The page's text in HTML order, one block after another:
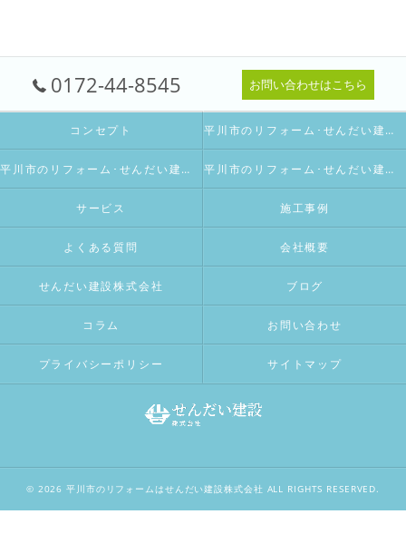
0172-44-8545 お問い合わせはこちら
コンセプト 平川市のリフォーム･せんだい建設株式会社の口コミ情報
平川市のリフォーム･せんだい建設株式会社の評判 平川市のリフォーム･せんだい建設株式会社のお客様の声
サービス 施工事例
よくある質問 会社概要
せんだい建設株式会社 ブログ
コラム お問い合わせ
プライバシーポリシー サイトマップ
© 2026 平川市のリフォームはせんだい建設株式会社 ALL RIGHTS RESERVED.